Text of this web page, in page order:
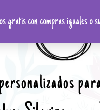
gratis con compras iguales o